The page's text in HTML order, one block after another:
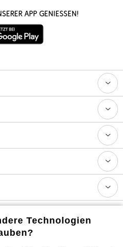
App genießen!
bonprix auf
Technologien